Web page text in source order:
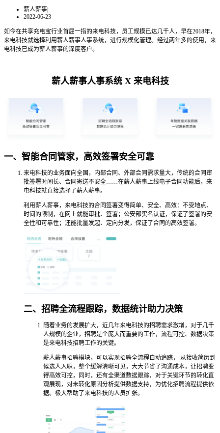
薪人薪事|
2022-06-23
如今在共享充电宝行业首屈一指的来电科技，员工规模已达几千人，早在2018年，
来电科技就选择利用薪人薪事人事系统，进行规模化管理。经过两年多的使用，来
电科技已成为薪人薪事的深度客户。
薪人薪事人事系统 X 来电科技
一、智能合同管家，高效签署安全可靠
来电科技的业务面向全国，内部合同、外部合同需求量大，传统的合同审
批签署时间长、合同寄送不安全……在薪人薪事上线电子合同功能后，来
电科技就直接选择了薪人薪事。
利用薪人薪事，来电科技的合同签署变得简单、安全、高效：不受地点、
时间的限制，在网上就能审批、签署；公安部实名认证，保证了签署的安
全性和可靠性；还能批量发起、定向分发，保证了合同的高效签署。
二、招聘全流程跟踪，数据统计助力决策
随着业务的发展扩大，近几年来电科技的招聘需求激增，对于几千
人规模的企业，招聘是个庞大而重要的工作，流程可控、数据决策
是来电科技招聘工作的关键。
薪人薪事招聘模块，可以实现招聘全流程自动追踪， 从接收简历到
候选人入职，整个缓解清晰可见，大大节省了沟通成本，让招聘变
得高效可控，同时，还有全渠道数据跟踪，对于关键环节的转化直
观展现，对未转化原因分析提供数据支持，为优化招聘流程提供依
据。极大帮助了来电科技的人员扩张。